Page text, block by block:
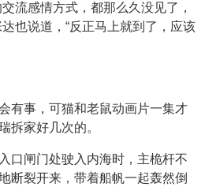
流感情方式，都那么久没见了，
也说道，“反正马上就到了，应该
有事，可猫和老鼠动画片一集才
拆家好几次的。
口闸门处驶入内海时，主桅杆不
断裂开来，带着船帆一起轰然倒